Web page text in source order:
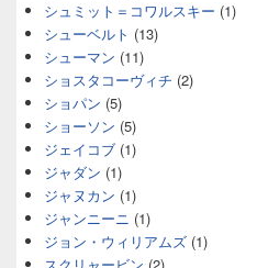
シュミット＝コワルスキー (1)
シューベルト (13)
シューマン (11)
ショスタコーヴィチ (2)
ショパン (5)
ショーソン (5)
ジェイコブ (1)
ジャダン (1)
ジャヌカン (1)
ジャンニーニ (1)
ジョン・ウィリアムズ (1)